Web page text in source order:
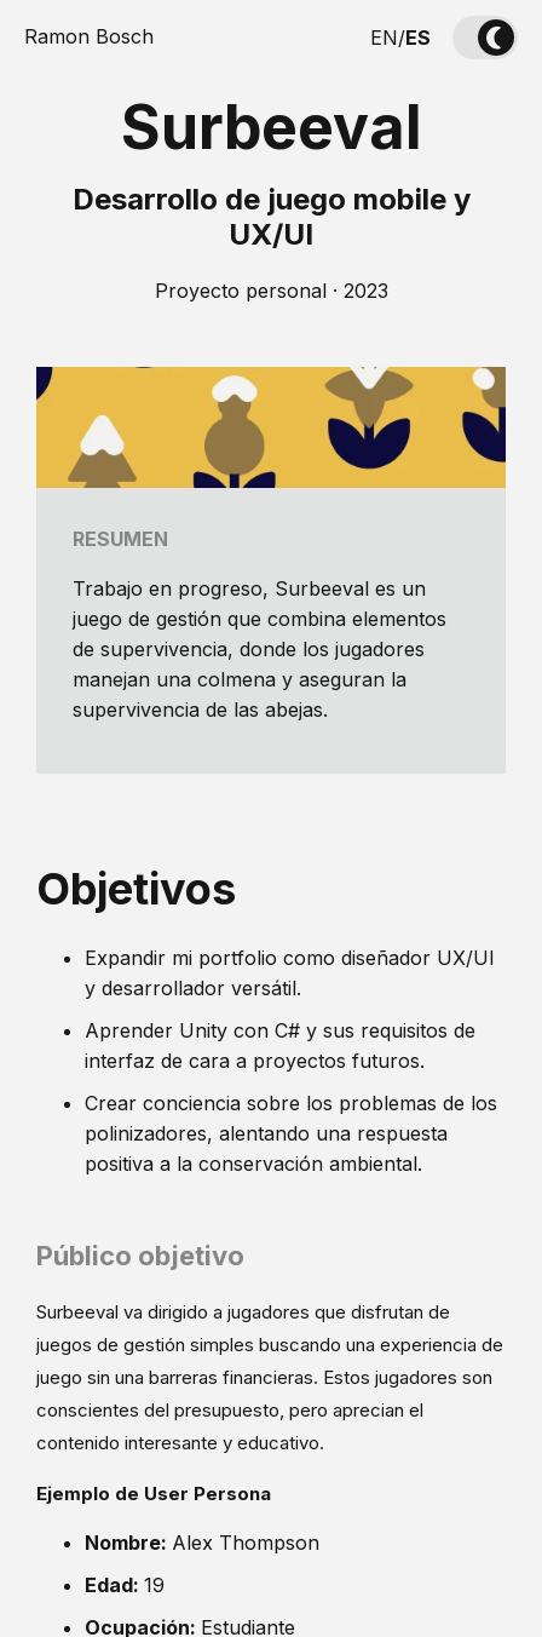
Ramon Bosch EN/ES
Surbeeval
Desarrollo de juego mobile y
UX/UI
Proyecto personal · 2023
RESUMEN
Trabajo en progreso, Surbeeval es un
juego de gestión que combina elementos
de supervivencia, donde los jugadores
manejan una colmena y aseguran la
supervivencia de las abejas.
Objetivos
Expandir mi portfolio como diseñador UX/UI
y desarrollador versátil.
Aprender Unity con C# y sus requisitos de
interfaz de cara a proyectos futuros.
Crear conciencia sobre los problemas de los
polinizadores, alentando una respuesta
positiva a la conservación ambiental.
Público objetivo
Surbeeval va dirigido a jugadores que disfrutan de
juegos de gestión simples buscando una experiencia de
juego sin una barreras financieras. Estos jugadores son
conscientes del presupuesto, pero aprecian el
contenido interesante y educativo.
Ejemplo de User Persona
Nombre: Alex Thompson
Edad:19
Ocupación: Estudiante